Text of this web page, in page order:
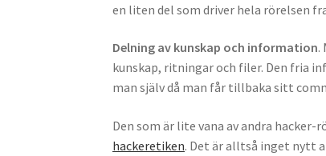
en liten del som driver hela rörelsen
Delning av kunskap och information.
kunskap, ritningar och filer. Den fria
man själv då man får tillbaka sitt
Den som är lite vana av andra
hackeretiken. Det är alltså inget nytt